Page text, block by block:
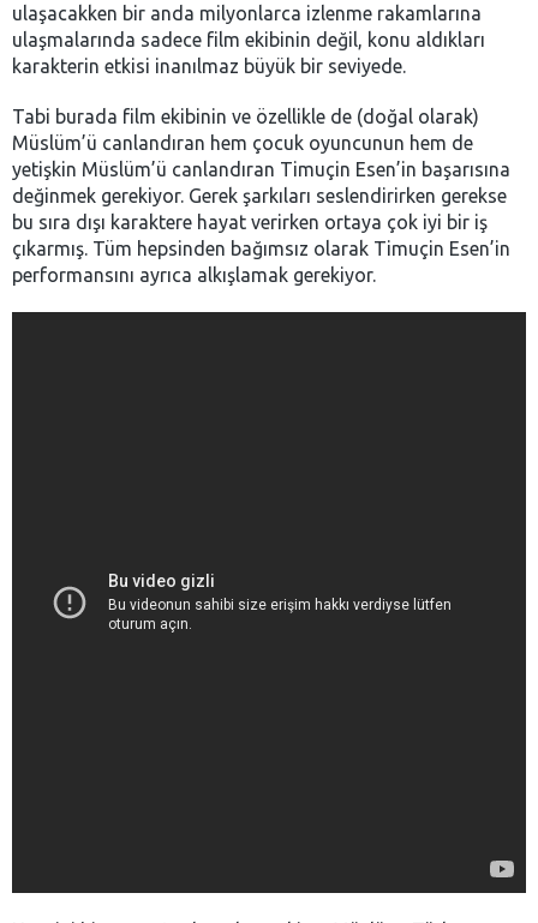
ulaşacakken bir anda milyonlarca izlenme rakamlarına
ulaşmalarında sadece film ekibinin değil, konu aldıkları
karakterin etkisi inanılmaz büyük bir seviyede.
Tabi burada film ekibinin ve özellikle de (doğal olarak)
Müslüm’ü canlandıran hem çocuk oyuncunun hem de
yetişkin Müslüm’ü canlandıran Timuçin Esen’in başarısına
değinmek gerekiyor. Gerek şarkıları seslendirirken gerekse
bu sıra dışı karaktere hayat verirken ortaya çok iyi bir iş
çıkarmış. Tüm hepsinden bağımsız olarak Timuçin Esen’in
performansını ayrıca alkışlamak gerekiyor.